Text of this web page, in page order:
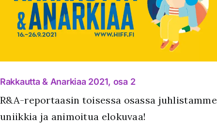
Rakkautta & Anarkiaa 2021, osa 2
R&A-reportaasin toisessa osassa juhlistamme
uniikkia ja animoitua elokuvaa!